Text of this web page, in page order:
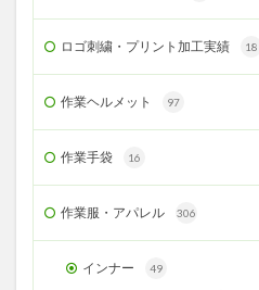
ロゴ刺繍・プリント加工実績 18
作業ヘルメット 97
作業手袋 16
作業服・アパレル 306
インナー 49